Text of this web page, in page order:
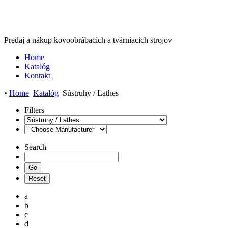
Predaj a nákup kovoobrábacích a tvárniacich strojov
Home
Katalóg
Kontakt
• Home Katalóg Sústruhy / Lathes
Filters
Search
a
b
c
d